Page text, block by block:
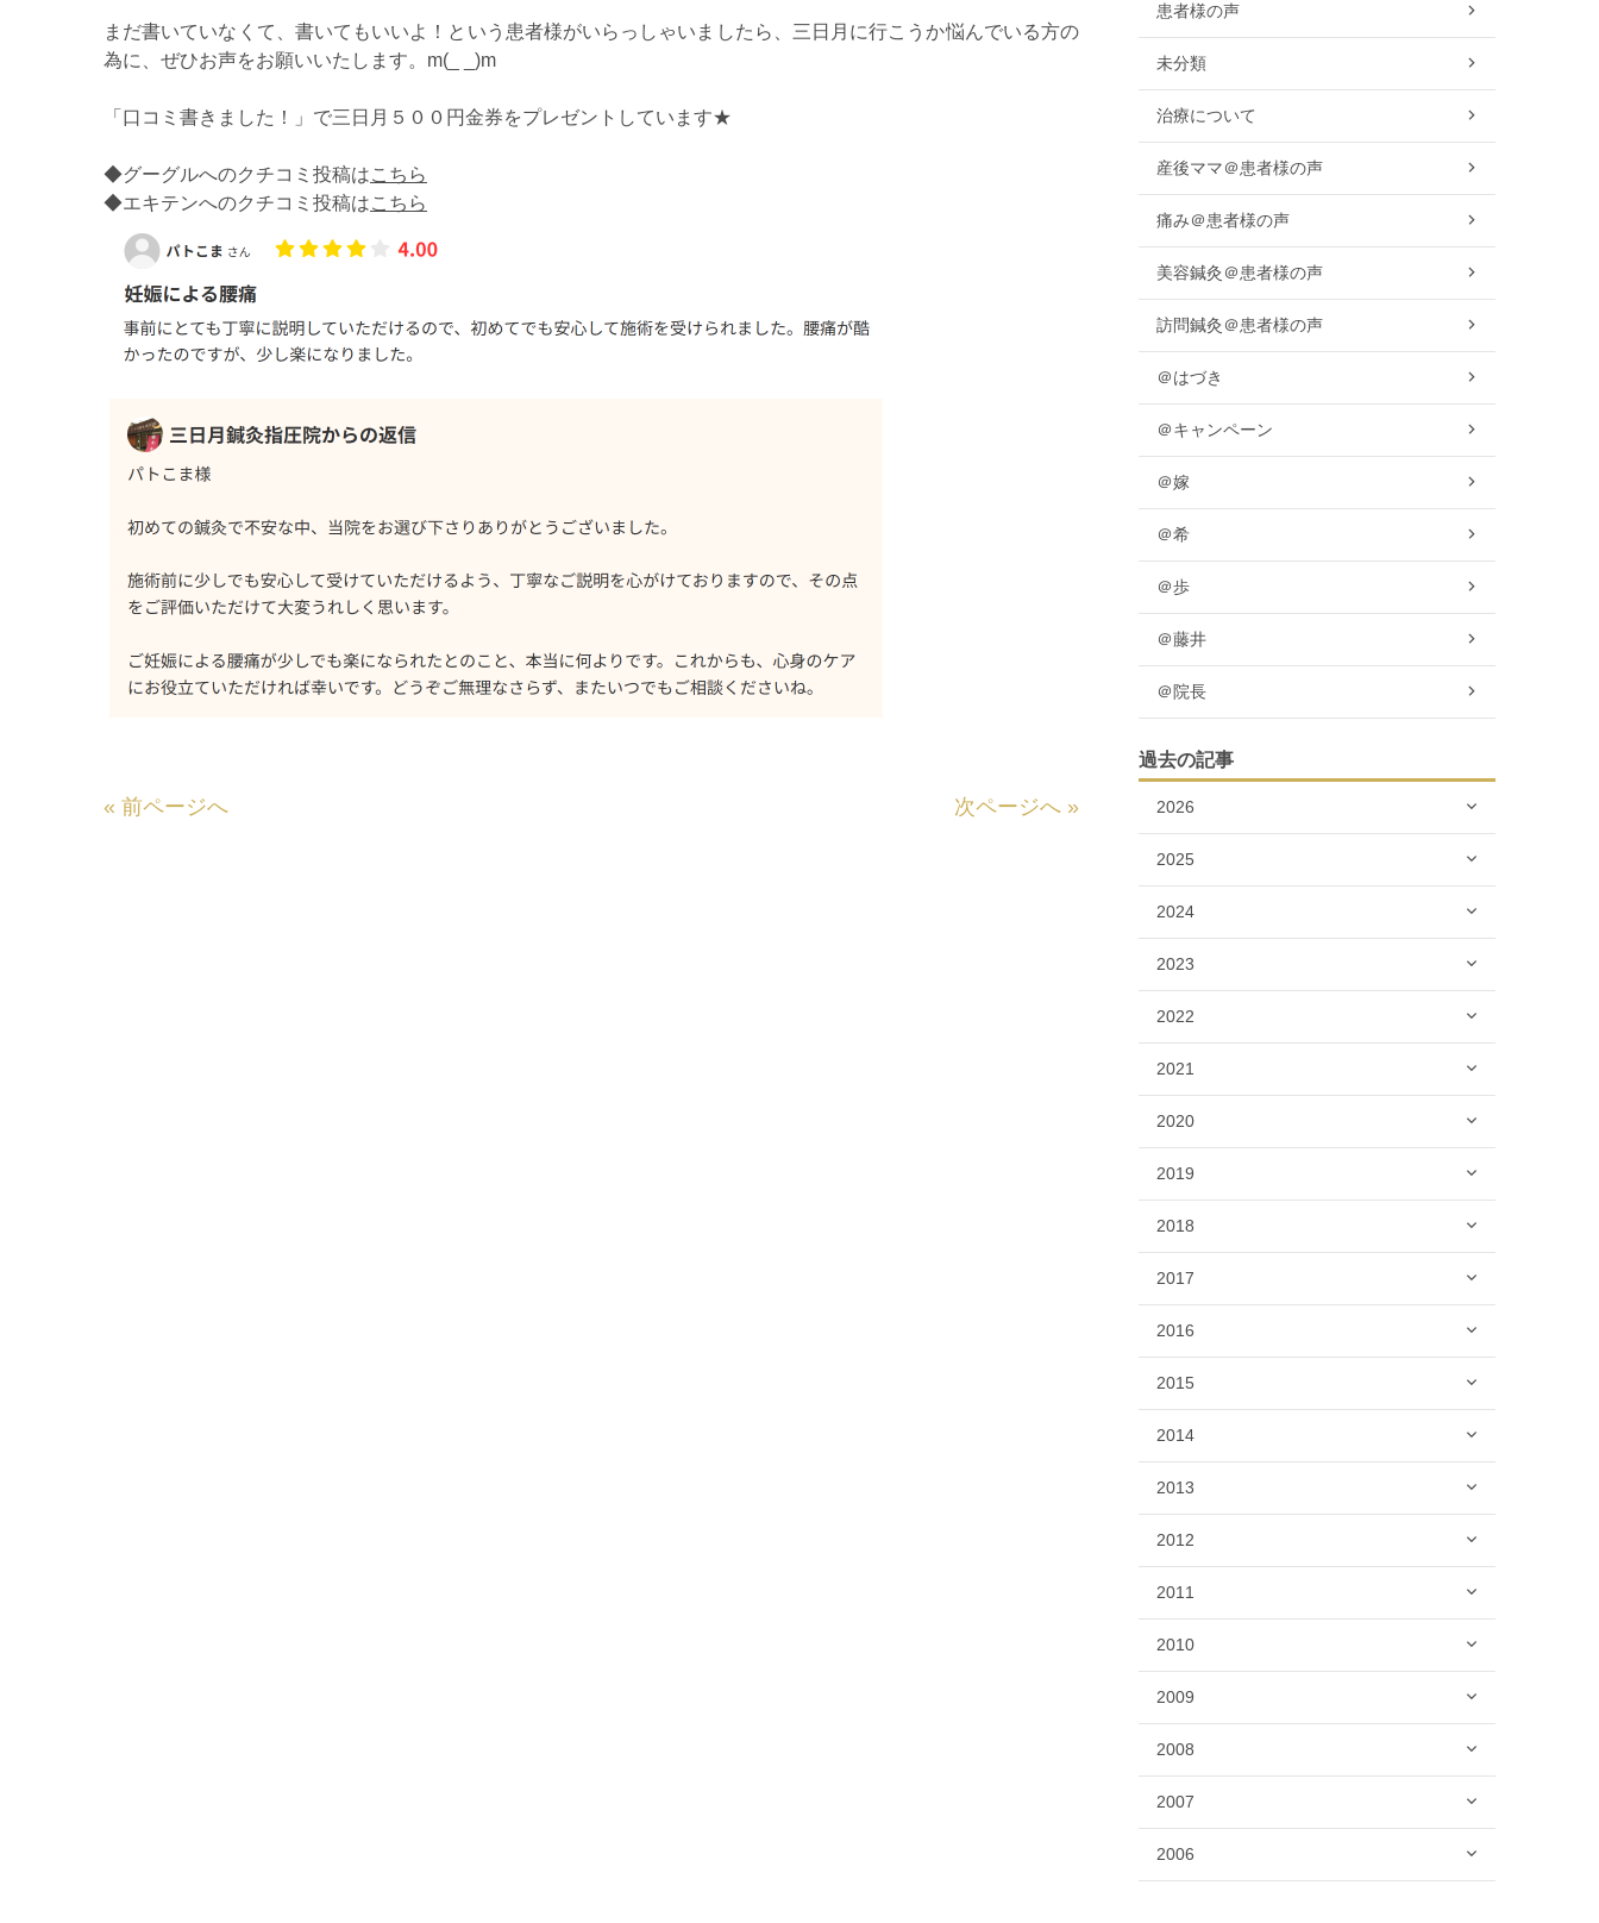
まだ書いていなくて、書いてもいいよ！という患者様がいらっしゃいましたら、三日月に行こうか悩んでいる方の
為に、ぜひお声をお願いいたします。m(_ _)m
「口コミ書きました！」で三日月５００円金券をプレゼントしています★
◆グーグルへのクチコミ投稿はこちら
◆エキテンへのクチコミ投稿はこちら
« 前ページへ 次ページへ »
患者様の声
未分類
治療について
産後ママ＠患者様の声
痛み＠患者様の声
美容鍼灸＠患者様の声
訪問鍼灸＠患者様の声
＠はづき
＠キャンペーン
＠嫁
＠希
＠歩
＠藤井
＠院長
過去の記事
2026
2025
2024
2023
2022
2021
2020
2019
2018
2017
2016
2015
2014
2013
2012
2011
2010
2009
2008
2007
2006